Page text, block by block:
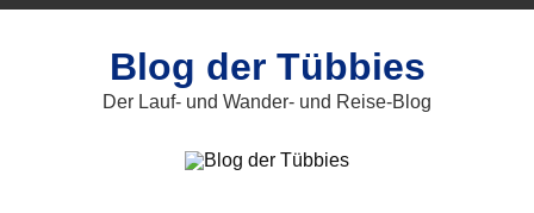
Zum
Blog der Tübbies
Der Lauf- und Wander- und Reise-Blog